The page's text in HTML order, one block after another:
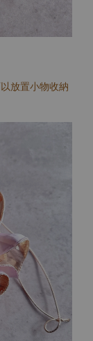
放置小物收納